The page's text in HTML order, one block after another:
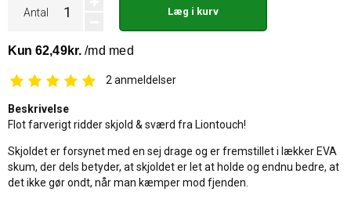
Antal Læg i kurv
2 anmeldelser
Beskrivelse
Flot farverigt ridder skjold & sværd fra Liontouch!
Skjoldet er forsynet med en sej drage og er fremstillet i lækker EVA
skum, der dels betyder, at skjoldet er let at holde og endnu bedre, at
det ikke gør ondt, når man kæmper mod fjenden.